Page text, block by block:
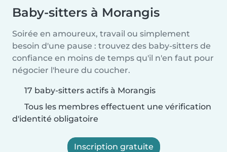
Baby-sitters à Morangis
Soirée en amoureux, travail ou simplement
besoin d'une pause : trouvez des baby-sitters de
confiance en moins de temps qu'il n'en faut pour
négocier l'heure du coucher.
17 baby-sitters actifs à Morangis
Tous les membres effectuent une vérification
d'identité obligatoire
Inscription gratuite